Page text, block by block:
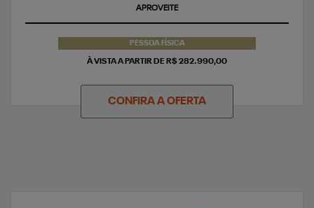
APROVEITE
PESSOA FÍSICA
À VISTA A PARTIR DE R$ 282.990,00
CONFIRA A OFERTA